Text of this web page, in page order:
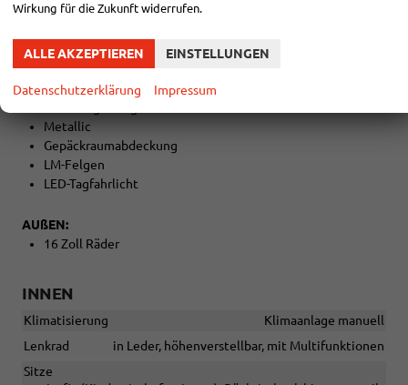
Lenkrad höhenverstellbar
EXTRAS:
Abgedunkelte Seiten-/Heckscheibe
Metallic
Gepäckraumabdeckung
LM-Felgen
LED-Tagfahrlicht
AUßEN:
16 Zoll Räder
INNEN
Klimatisierung
Klimaanlage manuell
Lenkrad
in Leder, höhenverstellbar, mit Multifunktionen
Sitze
Wirkung für die Zukunft widerrufen.
ALLE AKZEPTIEREN EINSTELLUNGEN
Datenschutzerklärung Impressum